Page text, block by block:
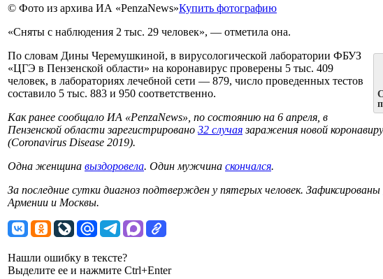
© Фото из архива ИА «PenzaNews»Купить фотографию
«Сняты с наблюдения 2 тыс. 29 человек», — отметила она.
По словам Дины Черемушкиной, в вирусологической лаборатории ФБУЗ
«ЦГЭ в Пензенской области» на коронавирус проверены 5 тыс. 409
человек, в лабораториях лечебной сети — 879, число проведенных тестов
составило 5 тыс. 883 и 950 соответственно.
Как ранее сообщало ИА «PenzaNews», по состоянию на 6 апреля, в
Пензенской области зарегистрировано 32 случаязаражения новой
(Coronavirus Disease 2019).
Одна женщина выздоровела. Один мужчина скончался.
За последние сутки диагноз подтвержден у пятерых человек. Зафиксированы
Армении и Москвы.
Нашли ошибку в тексте?
Выделите ее и нажмите Ctrl+Enter